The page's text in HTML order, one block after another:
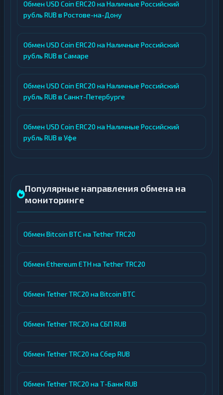
Обмен USD Coin ERC20 на Наличные Российский
рубль RUB в Ростове-на-Дону
Обмен USD Coin ERC20 на Наличные Российский
рубль RUB в Самаре
Обмен USD Coin ERC20 на Наличные Российский
рубль RUB в Санкт-Петербурге
Обмен USD Coin ERC20 на Наличные Российский
рубль RUB в Уфе
Популярные направления обмена на
мониторинге
Обмен Bitcoin BTC на Tether TRC20
Обмен Ethereum ETH на Tether TRC20
Обмен Tether TRC20 на Bitcoin BTC
Обмен Tether TRC20 на СБП RUB
Обмен Tether TRC20 на Сбер RUB
Обмен Tether TRC20 на Т-Банк RUB